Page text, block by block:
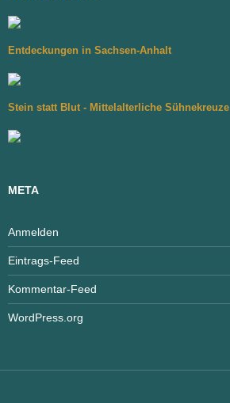
Entdeckungen in Sachsen-Anhalt
Stein statt Blut - Mittelalterliche Sühnekreuze
META
Anmelden
Eintrags-Feed
Kommentar-Feed
WordPress.org